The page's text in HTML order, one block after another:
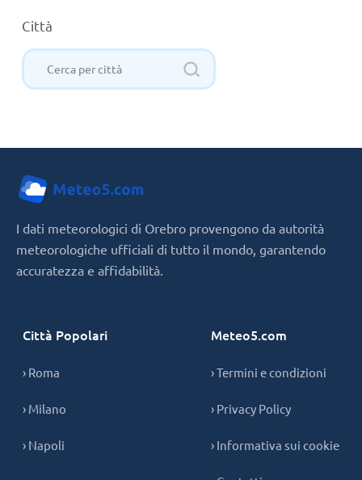
Città
I dati meteorologici di Orebro provengono da autorità
meteorologiche ufficiali di tutto il mondo, garantendo
accuratezza e affidabilità.
Città Popolari
› Roma
› Milano
› Napoli
Meteo5.com
› Termini e condizioni
› Privacy Policy
› Informativa sui cookie